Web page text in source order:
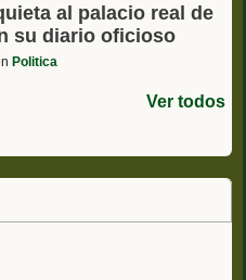
al palacio real de
su diario oficioso
Politica
Ver todos